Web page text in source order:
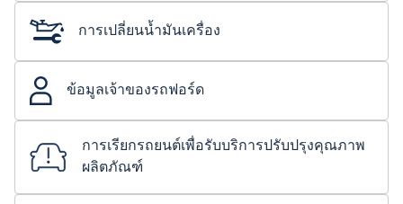
การเปลี่ยนน้ำมันเครื่อง
ข้อมูลเจ้าของรถฟอร์ด
การเรียกรถยนต์เพื่อรับบริการปรับปรุงคุณภาพ
ผลิตภัณฑ์